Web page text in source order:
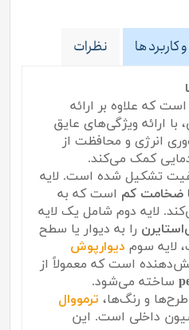
ها نظرات
است که علاوه بر ارائه
با ارائه ویژگی‌های عایق
انرژی و محافظت از
دمایی کمک می‌کند.
تشکیل شده است. لایه
ضخامت کم است که به
لایه دوم شامل یک لایه
را به دیوار یا سطح
لایه سوم دیوارپوش
است که معمولاً از
ساخته می‌شود.
و رنگ‌ها، ترمووال
داخلی است. این